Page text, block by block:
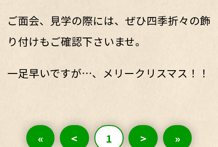
ご面会、見学の際には、ぜひ四季折々の飾
り付けもご確認下さいませ。
一足早いですが…、メリークリスマス！！
« < 1 > »